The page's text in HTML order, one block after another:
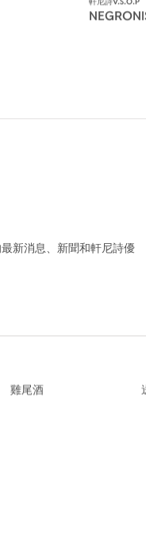
軒尼詩V.S.O.P
新消息、新聞和軒尼詩優
雞尾酒